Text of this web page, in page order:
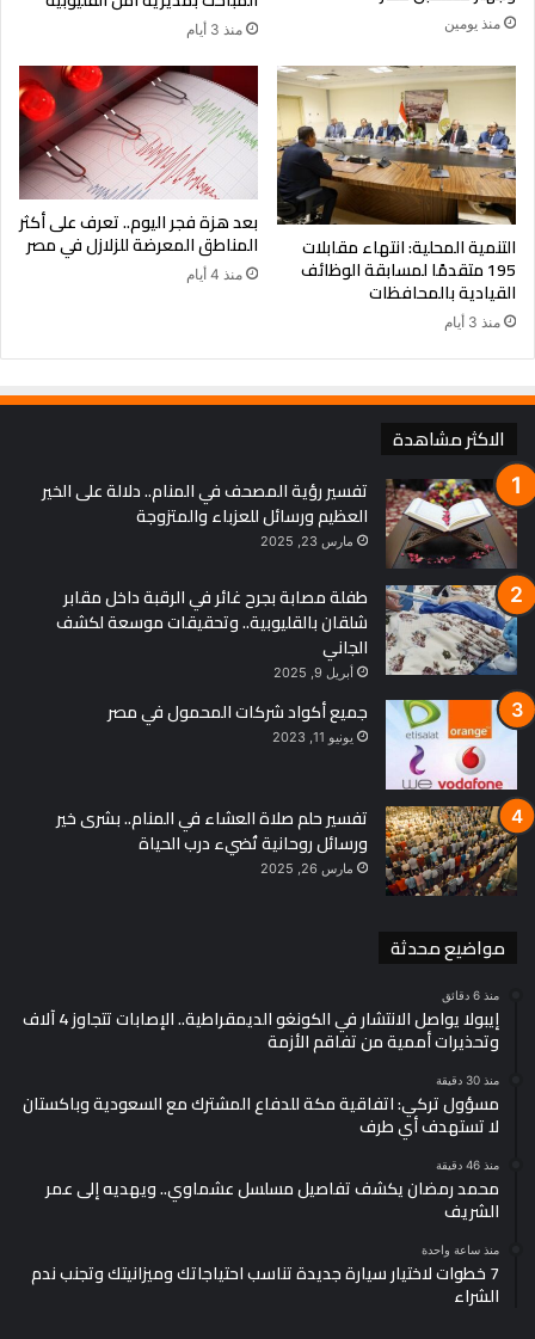
كما اختتمت منافسات الفردي بالأمس بحصول أبطال مصر على
خمس ميداليات متنوعة:
كجم)
* فضية: هادي عبد الهادي (وزن 97 كجم)
كجم)
ويُختتم اليوم حفل ختام البطولة بعد منافسات الفرق المختلط، وسط
إشادة دولية واسعة بالتنظيم المصري المتميز والاحترافية العالية
التي ميزت الحدث.
منذ يومين منذ 3 أيام
التنمية المحلية: انتهاء مقابلات
195 متقدمًا لمسابقة الوظائف
القيادية بالمحافظات
منذ 3 أيام
بعد هزة فجر اليوم.. تعرف على أكثر
المناطق المعرضة للزلازل في مصر
منذ 4 أيام
الاكثر مشاهدة
تفسير رؤية المصحف في المنام.. دلالة على الخير
العظيم ورسائل للعزباء والمتزوجة
مارس 23, 2025
طفلة مصابة بجرح غائر في الرقبة داخل مقابر
شلقان بالقليوبية.. وتحقيقات موسعة لكشف
الجاني
أبريل 9, 2025
جميع أكواد شركات المحمول في مصر
يونيو 11, 2023
تفسير حلم صلاة العشاء في المنام.. بشرى خير
ورسائل روحانية تُضيء درب الحياة
مارس 26, 2025
مواضيع محدثة
منذ 6 دقائق
إيبولا يواصل الانتشار في الكونغو الديمقراطية.. الإصابات تتجاوز 4 آلاف
وتحذيرات أممية من تفاقم الأزمة
منذ 30 دقيقة
مسؤول تركي: اتفاقية مكة للدفاع المشترك مع السعودية وباكستان
لا تستهدف أي طرف
منذ 46 دقيقة
محمد رمضان يكشف تفاصيل مسلسل عشماوي.. ويهديه إلى عمر
الشريف
منذ ساعة واحدة
7 خطوات لاختيار سيارة جديدة تناسب احتياجاتك وميزانيتك وتجنب ندم
الشراء